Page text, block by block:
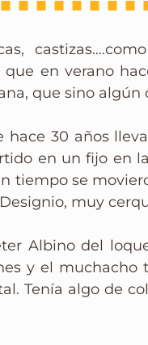
en verano
que sino algún
hace 30 años
en un fijo en
tiempo se
muy
Albino del
y el
Tenía algo de